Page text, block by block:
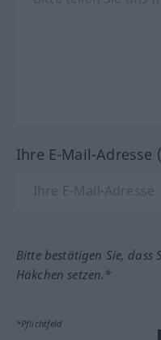
Ihre E-Mail-Adresse
Bitte bestätigen Sie, dass
Häkchen setzen.*
*Pflichtfeld